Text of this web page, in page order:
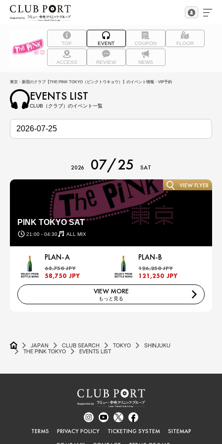
TOP EVENT COUPON FLOOR
ACCESS REVIEW NEWS
東京・新宿のクラブ【THE PINK TOKYO（ピンクトウキョウ）】のイベント情報・VIP予約
EVENTS LIST
CLUB（クラブ）のイベント一覧
2026 07/25 SAT
PINK TOKYO SAT
21:00 - 04:30 ALL MIX
VIEW FLYER
PLAN-A
63,750 JPY
58,750 JPY
PLAN-B
126,250 JPY
121,250 JPY
VIEW MORE
もっと見る
JAPAN CLUB SEARCH TOKYO
SHINJUKU
THE PINK TOKYO
EVENTS LIST
TERMS PRIVACY POLICY TICKETING SYSTEM
SITEMAP